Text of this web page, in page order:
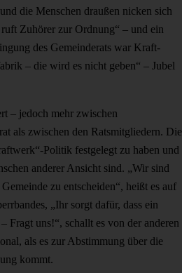
die Menschen draußen nicken sich
Zuhörer zur Ordnung“ – und ein
des Gemeinderats war Kraft-
– die wird es nicht geben“ – Jubel
– jedoch mehr zwischen
als zwischen den Ratsmitgliedern. Die
Politik festgelegt zu haben und
anderer Ansicht sind. „Wir sind
zu entscheiden“, heißt es auf
„Ihr sorgt dafür, dass ein
Fragt uns!“, schallt es von der anderen
als es zur Abstimmung über die
kommt.